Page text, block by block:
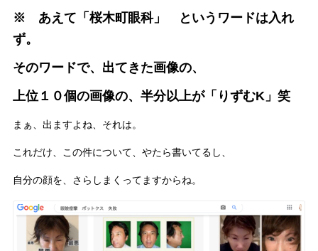
※ あえて「桜木町眼科」 というワードは入れ
ず。
そのワードで、出てきた画像の、
上位１０個の画像の、半分以上が「りずむK」笑
まぁ、出ますよね、それは。
これだけ、この件について、やたら書いてるし、
自分の顔を、さらしまくってますからね。